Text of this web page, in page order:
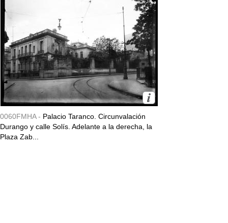
0060FMHA - Palacio Taranco. Circunvalación
Durango y calle Solís. Adelante a la derecha, la
Plaza Zab...